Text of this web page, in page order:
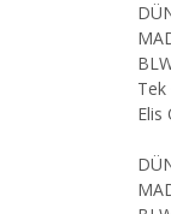
Tek
Elis